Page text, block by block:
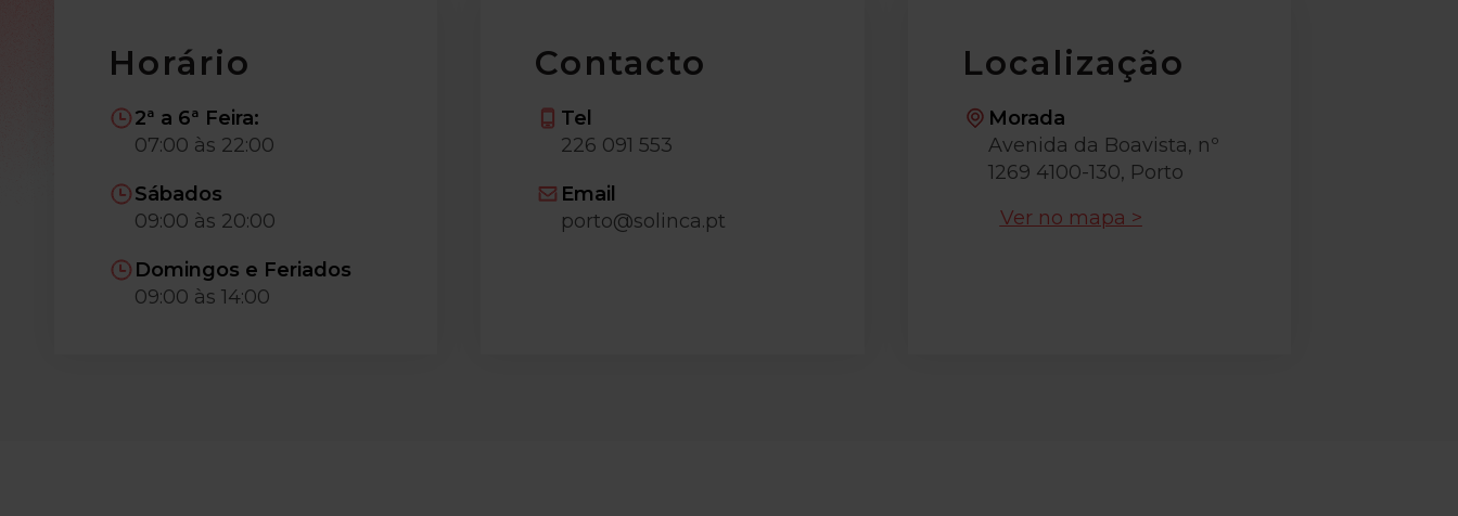
Horário
2ª a 6ª Feira:
07:00 às 22:00
Sábados
09:00 às 20:00
Domingos e Feriados
09:00 às 14:00
Contacto
Tel
226 091 553
Email
porto@solinca.pt
Localização
Morada
Avenida da Boavista, nº
1269 4100-130, Porto
Ver no mapa >